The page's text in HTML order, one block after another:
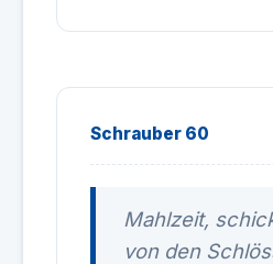
Schrauber 60
Mahlzeit,
von den